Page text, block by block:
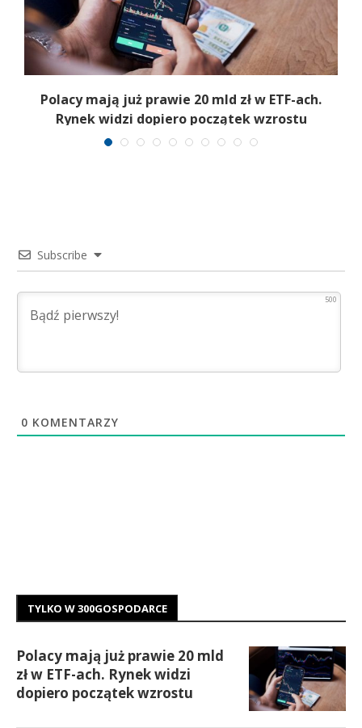
Polacy mają już prawie 20 mld zł w ETF-ach.
Rynek widzi dopiero początek wzrostu
Subscribe
500
0 KOMENTARZY
TYLKO W 300GOSPODARCE
Polacy mają już prawie 20 mld
zł w ETF-ach. Rynek widzi
dopiero początek wzrostu